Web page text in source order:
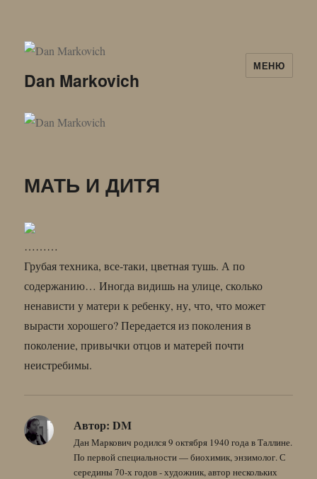
Dan Markovich
МЕНЮ
МАТЬ И ДИТЯ
………
Грубая техника, все-таки, цветная тушь. А по
содержанию… Иногда видишь на улице, сколько
ненависти у матери к ребенку, ну, что, что может
вырасти хорошего? Передается из поколения в
поколение, привычки отцов и матерей почти
неистребимы.
Автор: DM
Дан Маркович родился 9 октября 1940 года в Таллине.
По первой специальности — биохимик, энзимолог. С
середины 70-х годов - художник, автор нескольких